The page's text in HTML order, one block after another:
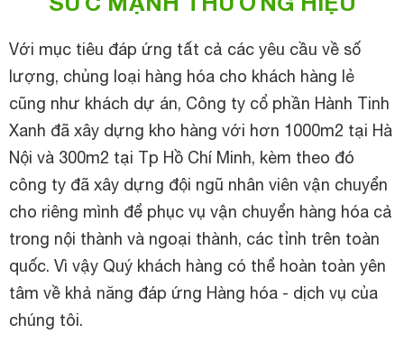
Với mục tiêu đáp ứng tất cả các yêu cầu về số
lượng, chủng loại hàng hóa cho khách hàng lẻ
cũng như khách dự án, Công ty cổ phần Hành Tinh
Xanh đã xây dựng kho hàng với hơn 1000m2 tại Hà
Nội và 300m2 tại Tp Hồ Chí Minh, kèm theo đó
công ty đã xây dựng đội ngũ nhân viên vận chuyển
cho riêng mình để phục vụ vận chuyển hàng hóa cả
trong nội thành và ngoại thành, các tỉnh trên toàn
quốc. Vì vậy Quý khách hàng có thể hoàn toàn yên
tâm về khả năng đáp ứng Hàng hóa - dịch vụ của
chúng tôi.